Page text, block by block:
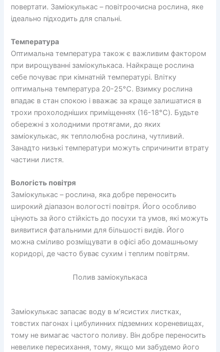
повертати. Заміокулькас – повітроочисна рослина, яке
ідеально підходить для спальні.
Температура
Оптимальна температура також є важливим фактором
при вирощуванні заміокулькаса. Найкраще рослина
себе почуває при кімнатній температурі. Влітку
оптимальна температура 20-25°C. Взимку рослина
впадає в стан спокою і вважає за краще залишатися в
трохи прохолодніших приміщеннях (16-18°C). Будьте
обережні з холодними протягами, до яких
заміокулькас, як теплолюбна рослина, чутливий.
Занадто низькі температури можуть спричинити втрату
частини листя.
Вологість повітря
Заміокулькас – рослина, яка добре переносить
широкий діапазон вологості повітря. Його особливо
цінують за його стійкість до посухи та умов, які можуть
виявитися фатальними для більшості видів. Його
можна сміливо розміщувати в офісі або домашньому
коридорі, де часто буває сухим і теплим повітрям.
Полив заміокулькаса
Заміокулькас запасає воду в м’ясистих листках,
товстих пагонах і цибулинних підземних кореневищах,
тому не вимагає частого поливу. Він добре переносить
невелике пересихання, тому, якщо ми забудемо його